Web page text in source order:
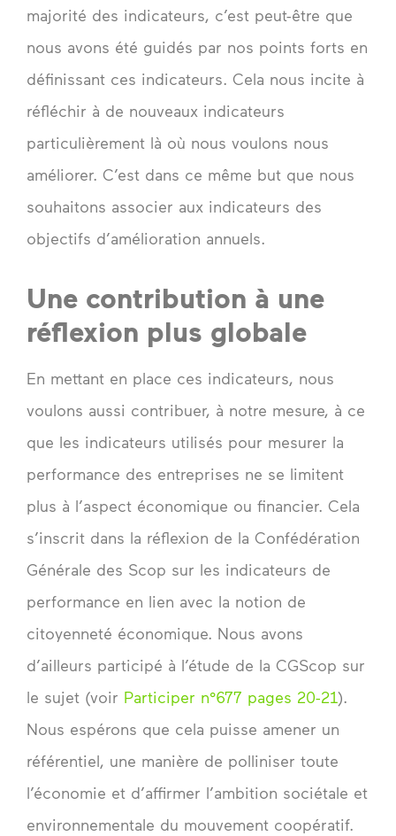
majorité des indicateurs, c’est peut-être que
nous avons été guidés par nos points forts en
définissant ces indicateurs. Cela nous incite à
réfléchir à de nouveaux indicateurs
particulièrement là où nous voulons nous
améliorer. C’est dans ce même but que nous
souhaitons associer aux indicateurs des
objectifs d’amélioration annuels.
Une contribution à une
réflexion plus globale
En mettant en place ces indicateurs, nous
voulons aussi contribuer, à notre mesure, à ce
que les indicateurs utilisés pour mesurer la
performance des entreprises ne se limitent
plus à l’aspect économique ou financier. Cela
s’inscrit dans la réflexion de la Confédération
Générale des Scop sur les indicateurs de
performance en lien avec la notion de
citoyenneté économique. Nous avons
d’ailleurs participé à l’étude de la CGScop sur
le sujet (voir Participer n°677 pages 20-21).
Nous espérons que cela puisse amener un
référentiel, une manière de polliniser toute
l’économie et d’affirmer l’ambition sociétale et
environnementale du mouvement coopératif.